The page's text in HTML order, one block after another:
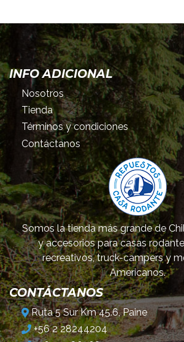
INFO ADICIONAL
Nosotros
Tienda
Términos y condiciones
Contáctanos
Somos la tienda más grande de
y accesorios para casas
recreativos, truck-campers y
Americanos.
CONTÁCTANOS
Ruta 5 Sur Km 45.6, Paine
+56 2 28244204